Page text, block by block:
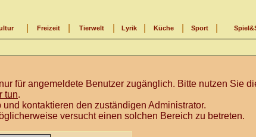
Freizeit Tierwelt Lyrik Küche Sport
für angemeldete Benutzer zugänglich. Bitte nutzen Sie
tun.
kontaktieren den zuständigen Administrator.
versucht einen solchen Bereich zu betreten.